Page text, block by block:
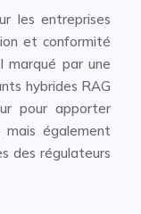
les entreprises
et conformité
marqué par une
hybrides RAG
pour apporter
également
des régulateurs